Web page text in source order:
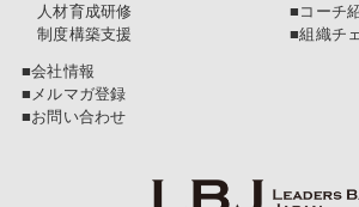
人材育成研修
制度構築支援
■コーチ
■組織チ
■会社情報
■メルマガ登録
■お問い合わせ